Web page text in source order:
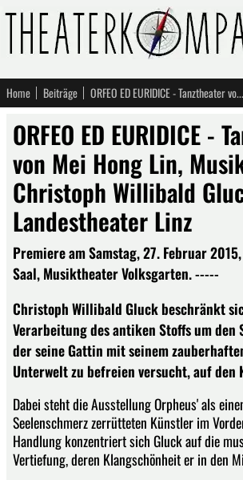
Home Beiträge ORFEO ED EURIDICE - Tanztheater von Mei Hong Lin, Musik von Christoph Willibald Gluck - Landestheater Linz
ORFEO ED EURIDICE -
von Mei Hong Lin,
Christoph Willibald
Landestheater Linz
Premiere am Samstag, 27. Februar
Saal, Musiktheater Volksgarten. -----
Christoph Willibald Gluck beschränkt
Verarbeitung des antiken Stoffs um den
der seine Gattin mit seinem
Unterwelt zu befreien versucht, auf den
Dabei steht die Ausstellung Orpheus' als
Seelenschmerz zerrütteten Künstler im
Handlung konzentriert sich Gluck auf die
Vertiefung, deren Klangschönheit er in den